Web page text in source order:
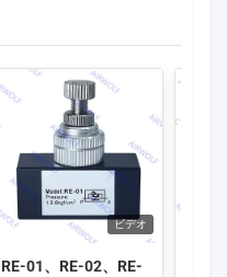
ビデオ
RE-01、RE-02、RE-